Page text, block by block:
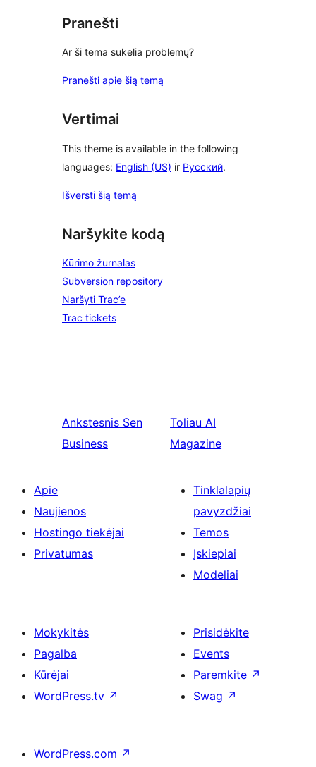
Pranešti
Ar ši tema sukelia problemų?
Pranešti apie šią temą
Vertimai
This theme is available in the following
languages: English (US) ir Русский.
Išversti šią temą
Naršykite kodą
Kūrimo žurnalas
Subversion repository
Naršyti Trac’e
Trac tickets
Ankstesnis Sen
Business
Toliau AI
Magazine
Apie
Naujienos
Hostingo tiekėjai
Privatumas
Tinklalapių
pavyzdžiai
Temos
Įskiepiai
Modeliai
Mokykitės
Pagalba
Kūrėjai
WordPress.tv ↗
Prisidėkite
Events
Paremkite ↗
Swag ↗
WordPress.com ↗